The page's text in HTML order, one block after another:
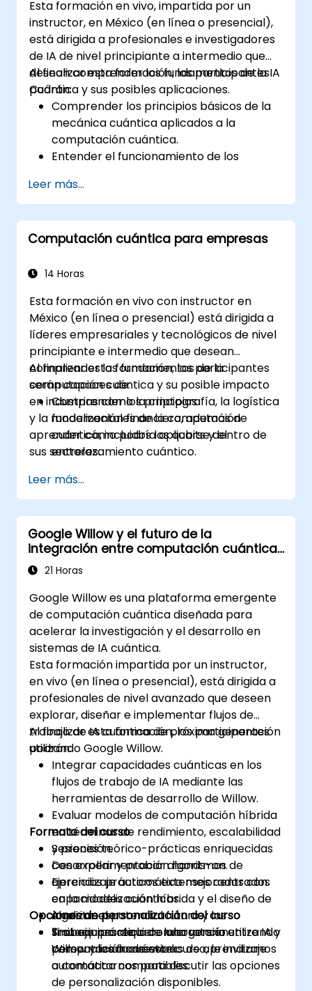
Esta formación en vivo, impartida por un
instructor, en México (en línea o presencial),
está dirigida a profesionales e investigadores
de IA de nivel principiante a intermedio que
desean comprender los fundamentos de la IA
Cuántica y sus posibles aplicaciones.
Al finalizar esta formación, los participantes
podrán:
Comprender los principios básicos de la
mecánica cuántica aplicados a la
computación cuántica.
Entender el funcionamiento de los
implementación.
Reconocer el potencial de la IA Cuántica
para revolucionar diversas industrias.
Desarrollar un modelo básico de
Evaluar los desafíos y consideraciones
Leer más...
Computación cuántica para empresas
14 Horas
Esta formación en vivo con instructor en
México (en línea o presencial) está dirigida a
líderes empresariales y tecnológicos de nivel
principiante e intermedio que desean
comprender los fundamentos de la
computación cuántica y su posible impacto
en industrias como la criptografía, la logística
y la modelización financiera, además de
aprender cómo podría aplicarse dentro de
sus sectores.
Al finalizar esta formación, los participantes
serán capaces de:
Comprender los principios
fundamentales de la computación
cuántica, incluidos los qubits y el
entrelazamiento cuántico.
computación cuántica en criptografía,
logística y modelización financiera.
Obtener una visión de las limitaciones
actuales y los futuros desarrollos de la
tecnología cuántica.
Reconocer los conceptos básicos de los
retos empresariales.
Leer más...
Google Willow y el futuro de la
integración entre computación cuántica
e IA21 Horas
Google Willow es una plataforma emergente
de computación cuántica diseñada para
acelerar la investigación y el desarrollo en
sistemas de IA cuántica.
Esta formación impartida por un instructor,
en vivo (en línea o presencial), está dirigida a
profesionales de nivel avanzado que deseen
explorar, diseñar e implementar flujos de
trabajo de IA cuántica de próxima generación
utilizando Google Willow.
Al finalizar esta formación, los participantes
podrán:
Integrar capacidades cuánticas en los
flujos de trabajo de IA mediante las
herramientas de desarrollo de Willow.
Evaluar modelos de computación híbrida
en términos de rendimiento, escalabilidad
y precisión.
Desarrollar y probar algoritmos de
aprendizaje automático mejorados con
capacidades cuánticas.
Analizar el potencial futuro y las
limitaciones de la convergencia entre IA y
computación cuántica.
Formato del curso
Sesiones teórico-prácticas enriquecidas
con experimentación hands-on.
Ejercicios prácticos extensos centrados
en la modelización híbrida y el diseño de
algoritmos.
Trabajo práctico de laboratorio utilizando
Willow y los frameworks de aprendizaje
automático compatibles.
Opciones de personalización del curso
Si su equipo requiere una versión
personalizada de este curso, le invitamos
a contactarnos para discutir las opciones
de personalización disponibles.